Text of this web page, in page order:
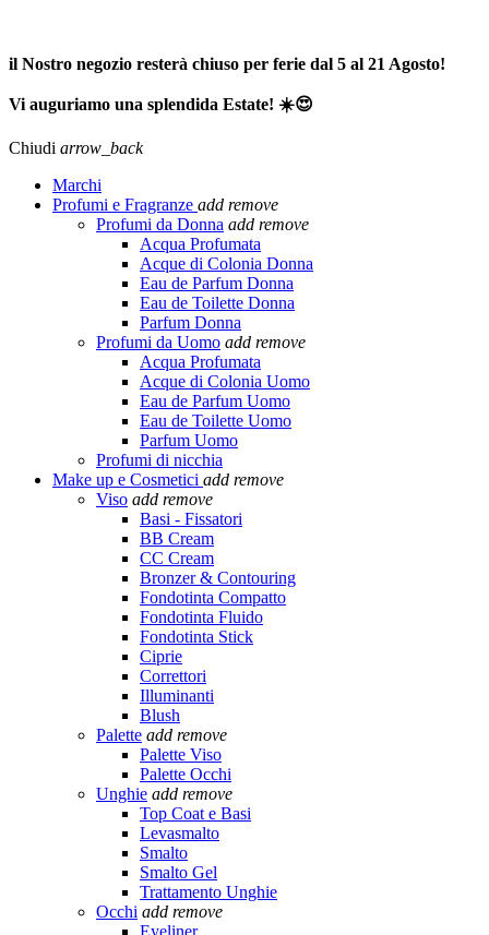
il Nostro negozio resterà chiuso per ferie dal 5 al 21 Agosto!
Vi auguriamo una splendida Estate! ☀️😍
Chiudi arrow_back
Marchi
Profumi e Fragranze add remove
Profumi da Donna add remove
Acqua Profumata
Acque di Colonia Donna
Eau de Parfum Donna
Eau de Toilette Donna
Parfum Donna
Profumi da Uomo add remove
Acqua Profumata
Acque di Colonia Uomo
Eau de Parfum Uomo
Eau de Toilette Uomo
Parfum Uomo
Profumi di nicchia
Make up e Cosmetici add remove
Viso add remove
Basi - Fissatori
BB Cream
CC Cream
Bronzer & Contouring
Fondotinta Compatto
Fondotinta Fluido
Fondotinta Stick
Ciprie
Correttori
Illuminanti
Blush
Palette add remove
Palette Viso
Palette Occhi
Unghie add remove
Top Coat e Basi
Levasmalto
Smalto
Smalto Gel
Trattamento Unghie
Occhi add remove
Eyeliner